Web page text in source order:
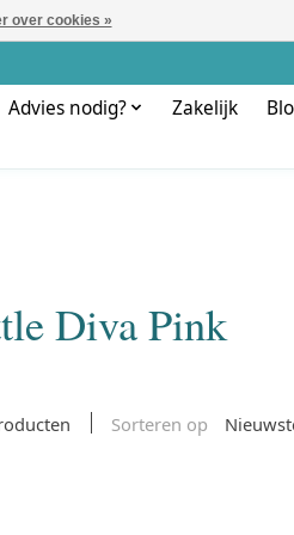
Advies nodig? Zakelijk
Diva Pink
Sorteren op
over cookies »